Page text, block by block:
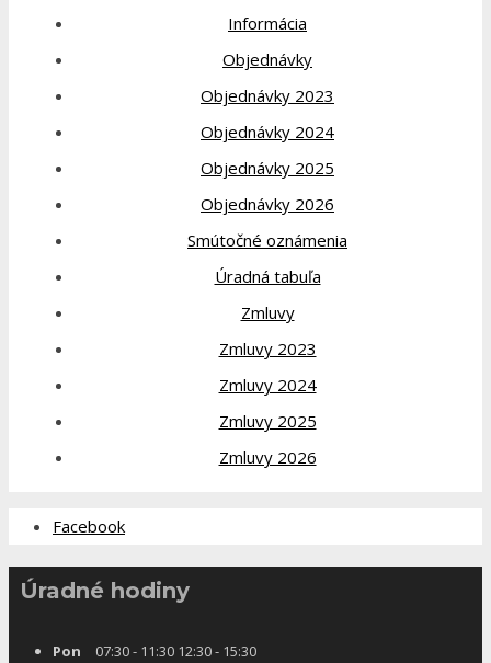
Informácia
Objednávky
Objednávky 2023
Objednávky 2024
Objednávky 2025
Objednávky 2026
Smútočné oznámenia
Úradná tabuľa
Zmluvy
Zmluvy 2023
Zmluvy 2024
Zmluvy 2025
Zmluvy 2026
Facebook
Úradné hodiny
Pon 07:30 - 11:30 12:30 - 15:30